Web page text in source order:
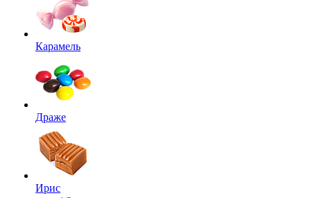
Карамель
Драже
Ирис